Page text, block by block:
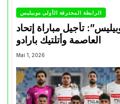
الرابطة المحترفة الأولى موبيليس
تأجيل مباراة إتحاد
العاصمة وأتلتيك بارادو
Mai 1, 2026